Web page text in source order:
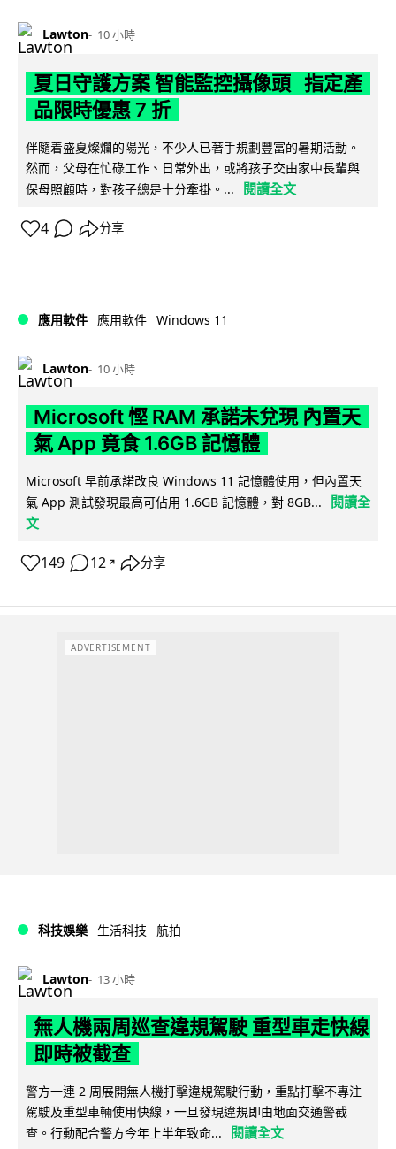
Lawton 10 小時
夏日守護方案 智能監控攝像頭 指定產
品限時優惠 7 折
伴隨着盛夏燦爛的陽光，不少人已著手規劃豐富的暑期活動。
然而，父母在忙碌工作、日常外出，或將孩子交由家中長輩與
保母照顧時，對孩子總是十分牽掛。...
閱讀全文
4 分享
應用軟件 應用軟件 Windows 11
Lawton 10 小時
Microsoft 慳 RAM 承諾未兌現 內置天
氣 App 竟食 1.6GB 記憶體
Microsoft 早前承諾改良 Windows 11 記憶體使用，但內置天
氣 App 測試發現最高可佔用 1.6GB 記憶體，對 8GB...
閱讀全
文
149 12 ↗ 分享
ADVERTISEMENT
科技娛樂 生活科技 航拍
Lawton 13 小時
無人機兩周巡查違規駕駛 重型車走快線
即時被截查
警方一連 2 周展開無人機打擊違規駕駛行動，重點打擊不專注
駕駛及重型車輛使用快線，一旦發現違規即由地面交通警截
查。行動配合警方今年上半年致命...
閱讀全文